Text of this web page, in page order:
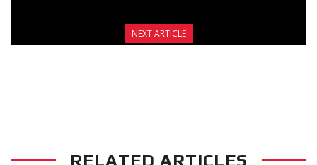
NEXT ARTICLE
RELATED ARTICLES